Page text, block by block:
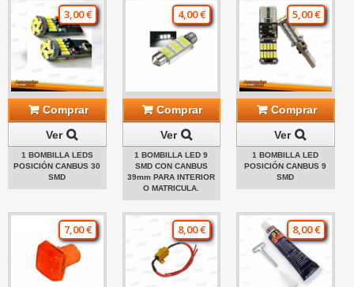
3,00 €
Comprar
Ver
1 BOMBILLA LEDS
POSICIÓN CANBUS 30
SMD
4,00 €
Comprar
Ver
1 BOMBILLA LED 9
SMD CON CANBUS
39mm PARA INTERIOR
O MATRICULA.
5,00 €
Comprar
Ver
1 BOMBILLA LED
POSICIÓN CANBUS 9
SMD
7,00 € 8,00 € 8,00 €